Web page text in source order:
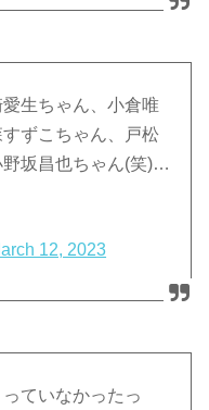
愛生ちゃん、小倉唯
ずこちゃん、戸松
坂昌也ちゃん(笑)…
12, 2023
ていなかったっ